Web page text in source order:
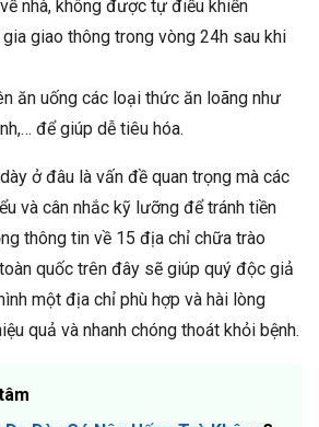
nhà, không được tự điều khiển
giao thông trong vòng 24h sau khi
ăn uống các loại thức ăn loãng như
để giúp dễ tiêu hóa.
ở đâu là vấn đề quan trọng mà các
và cân nhắc kỹ lưỡng để tránh tiền
thông tin về 15 địa chỉ chữa trào
quốc trên đây sẽ giúp quý độc giả
một địa chỉ phù hợp và hài lòng
quả và nhanh chóng thoát khỏi bệnh.